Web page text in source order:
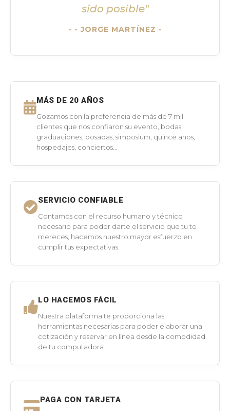
sido posible"
- JORGE MARTÍNEZ -
MÁS DE 20 AÑOS
Gozamos con la preferencia de más de 7 mil
clientes que nos confiaron su evento, bodas,
graduaciones, posadas, simposium, quince años,
hospedajes, conciertos...
SERVICIO CONFIABLE
Contamos con el recurso humano y técnico
necesario para poder darte el servicio que tu te
mereces, hacemos nuestro mayor esfuerzo en
cumplir tus expectativas
LO HACEMOS FÁCIL
Nuestra plataforma te proporciona las
herramientas necesarias para poder elaborar una
cotización y reservar en línea desde la comodidad
de tu computadora.
PAGA CON TARJETA